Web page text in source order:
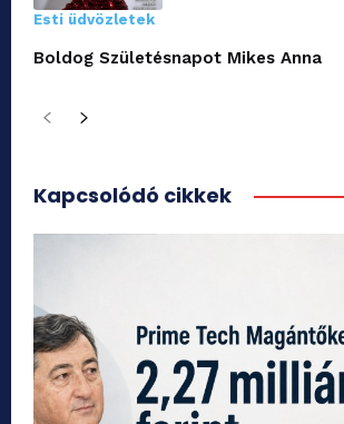
Esti üdvözletek
Boldog Születésnapot Mikes Anna
Kapcsolódó cikkek